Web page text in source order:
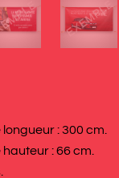
: 300 cm.
: 66 cm.